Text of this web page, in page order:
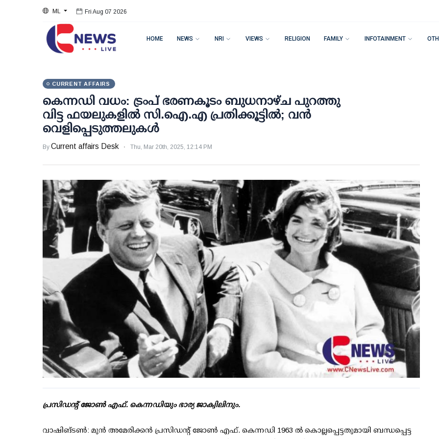
ML Fri Aug 07 2026
HOME NEWS NRI VIEWS RELIGION FAMILY INFOTAINMENT
CURRENT AFFAIRS
കെന്നഡി വധം: ട്രംപ് ഭരണകൂടം ബുധനാഴ്ച പുറത്തു
വിട്ട ഫയലുകളില്‍ സി.ഐ.എ പ്രതിക്കൂട്ടില്‍; വന്‍
വെളിപ്പെടുത്തലുകള്‍
By Current affairs Desk Thu, Mar 20th, 2025, 12:14 PM
പ്രസിഡന്റ് ജോണ്‍ എഫ്. കെന്നഡിയും ഭാര്യ ജാക്വിലിനും.
വാഷിങ്ടണ്‍: മുന്‍ അമേരിക്കന്‍ പ്രസിഡന്റ് ജോണ്‍ എഫ്. കെന്നഡി 1963 ല്‍ കൊല്ലപ്പെട്ടതുമായി ബന്ധപ്പെട്ട